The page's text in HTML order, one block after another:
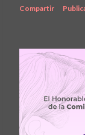
Compartir